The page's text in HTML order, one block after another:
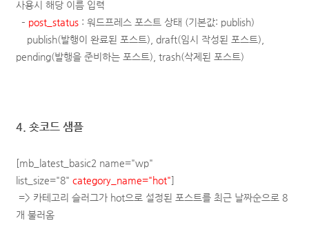
사용시 해당 이름 입력
– post_status : 워드프레스 포스트 상태 (기본값: publish)
publish(발행이 완료된 포스트), draft(임시 작성된 포스트),
pending(발행을 준비하는 포스트), trash(삭제된 포스트)
4. 숏코드 샘플
[mb_latest_basic2 name="wp"
list_size="8" category_name="hot"]
=> 카테고리 슬러그가 hot으로 설정된 포스트를 최근 날짜순으로 8
개 불러옴